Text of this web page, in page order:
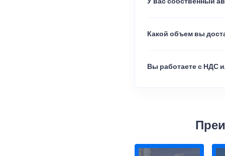
У вас собственный
Какой объем вы
Вы работаете с НДС